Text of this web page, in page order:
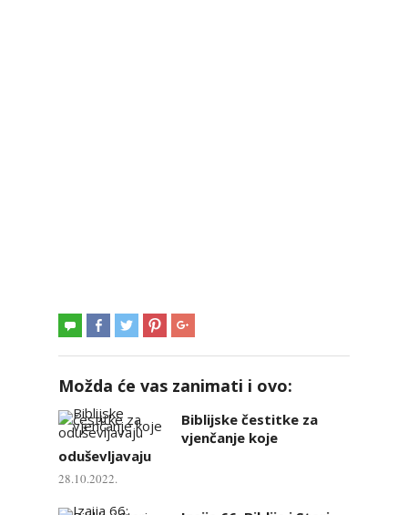
Možda će vas zanimati i ovo:
Biblijske čestitke za
vjenčanje koje
oduševljavaju
28.10.2022.